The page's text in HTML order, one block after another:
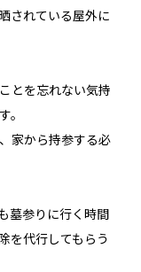
されている屋外に
とを忘れない気持
。
家から持参する必
墓参りに行く時間
を代行してもらう